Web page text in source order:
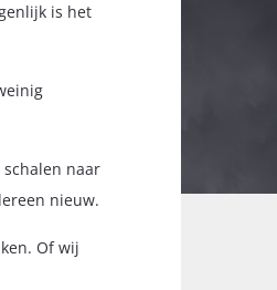
is het
naar
nieuw.
Of wij